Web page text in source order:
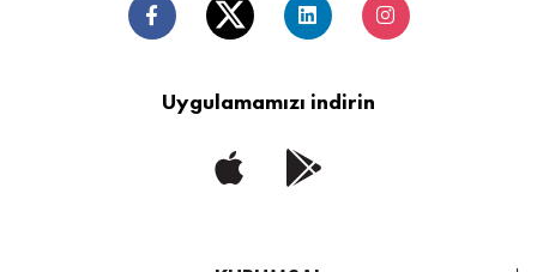
Uygulamamızı indirin